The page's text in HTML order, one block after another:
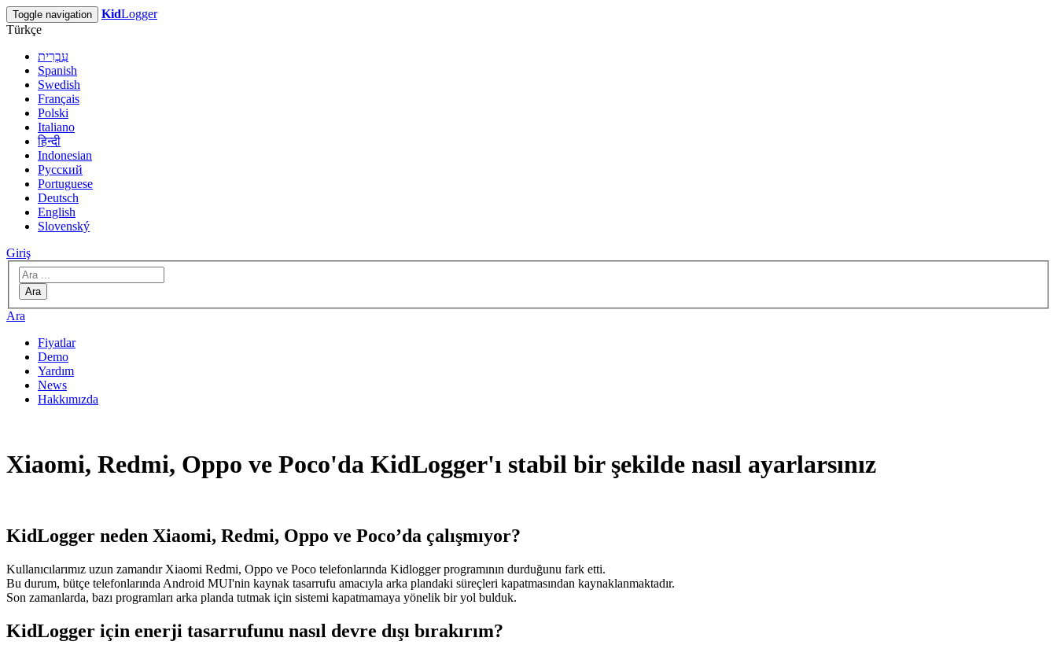
Toggle navigation KidLogger
Türkçe
עִבְרִית
Spanish
Swedish
Français
Polski
Italiano
हिन्दी
Indonesian
Русский
Portuguese
Deutsch
English
Slovenský
Giriş
Ara
Ara
Fiyatlar
Demo
Yardım
News
Hakkımızda
Xiaomi, Redmi, Oppo ve Poco'da KidLogger'ı stabil bir şekilde nasıl ayarlarsınız
KidLogger neden Xiaomi, Redmi, Oppo ve Poco’da çalışmıyor?
Kullanıcılarımız uzun zamandır Xiaomi Redmi, Oppo ve Poco telefonlarında Kidlogger programının durduğunu fark etti.
Bu durum, bütçe telefonlarında Android MUI'nin kaynak tasarrufu amacıyla arka plandaki süreçleri kapatmasından kaynaklanmaktadır.
Son zamanlarda, bazı programları arka planda tutmak için sistemi kapatmamaya yönelik bir yol bulduk.
KidLogger için enerji tasarrufunu nasıl devre dışı bırakırım?